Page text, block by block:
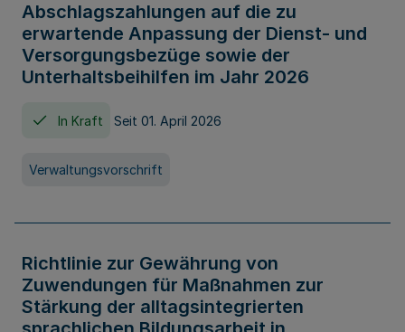
Abschlagszahlungen auf die zu
erwartende Anpassung der Dienst- und
Versorgungsbezüge sowie der
Unterhaltsbeihilfen im Jahr 2026
In Kraft Seit 01. April 2026
Verwaltungsvorschrift
Richtlinie zur Gewährung von
Zuwendungen für Maßnahmen zur
Stärkung der alltagsintegrierten